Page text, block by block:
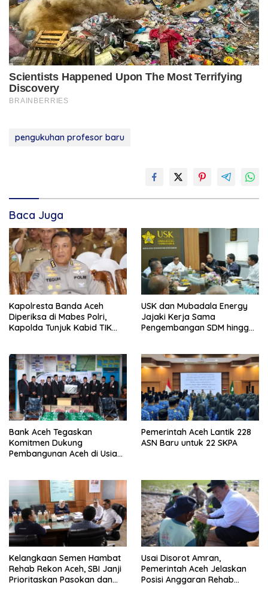
pengukuhan profesor baru
Baca Juga
Kapolresta Banda Aceh
Diperiksa di Mabes Polri,
Kapolda Tunjuk Kabid TIK
USK dan Mubadala Energy
Jajaki Kerja Sama
Pengembangan SDM hingga
Bank Aceh Tegaskan
Komitmen Dukung
Pembangunan Aceh di Usia
Pemerintah Aceh Lantik 228
ASN Baru untuk 22 SKPA
Kelangkaan Semen Hambat
Rehab Rekon Aceh, SBI Janji
Prioritaskan Pasokan dan
Usai Disorot Amran,
Pemerintah Aceh Jelaskan
Posisi Anggaran Rehab